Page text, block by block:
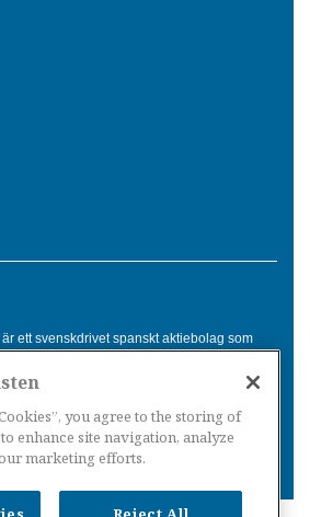
ett svenskdrivet spanskt aktiebolag som
av hela Spanien, med bas på
för svenskar i Spanien.
you agree to the storing of
enhance site navigation, analyze
marketing efforts.